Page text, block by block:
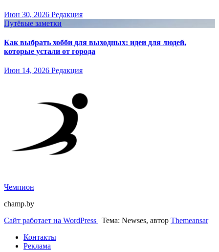
Июн 30, 2026 Редакция
Путёвые заметки
Как выбрать хобби для выходных: идеи для людей,
которые устали от города
Июн 14, 2026 Редакция
Чемпион
champ.by
Сайт работает на WordPress | Тема: Newses, автор Themeansar
Контакты
Реклама